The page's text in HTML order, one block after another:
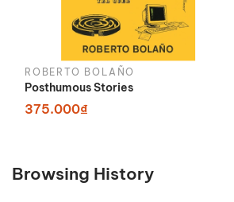
ROBERTO BOLAÑO
Posthumous Stories
375.000₫
Browsing History